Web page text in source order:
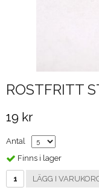
ROSTFRITT
19 kr
Antal
Finns i lager
LÄGG I